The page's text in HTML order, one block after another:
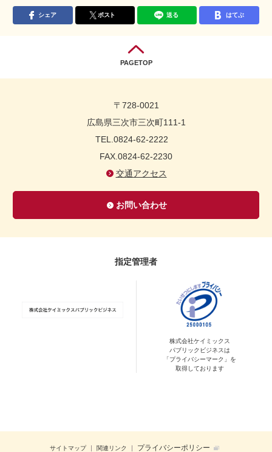
シェア ポスト 送る はてぶ
PAGETOP
〒728-0021
広島県三次市三次町111-1
TEL.0824-62-2222
FAX.0824-62-2230
交通アクセス
お問い合わせ
指定管理者
株式会社ケイミックス
パブリックビジネスは
「プライバシーマーク」を
取得しております
サイトマップ 関連リンク プライバシーポリシー